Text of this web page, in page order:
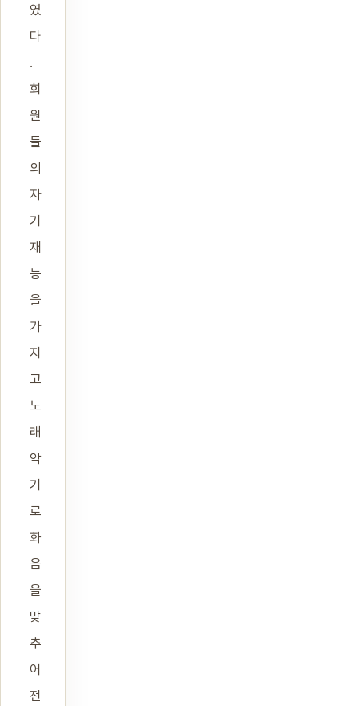
였
다
.
회
원
들
의
자
기
재
능
을
가
지
고
노
래
악
기
로
화
음
을
맞
추
어
전